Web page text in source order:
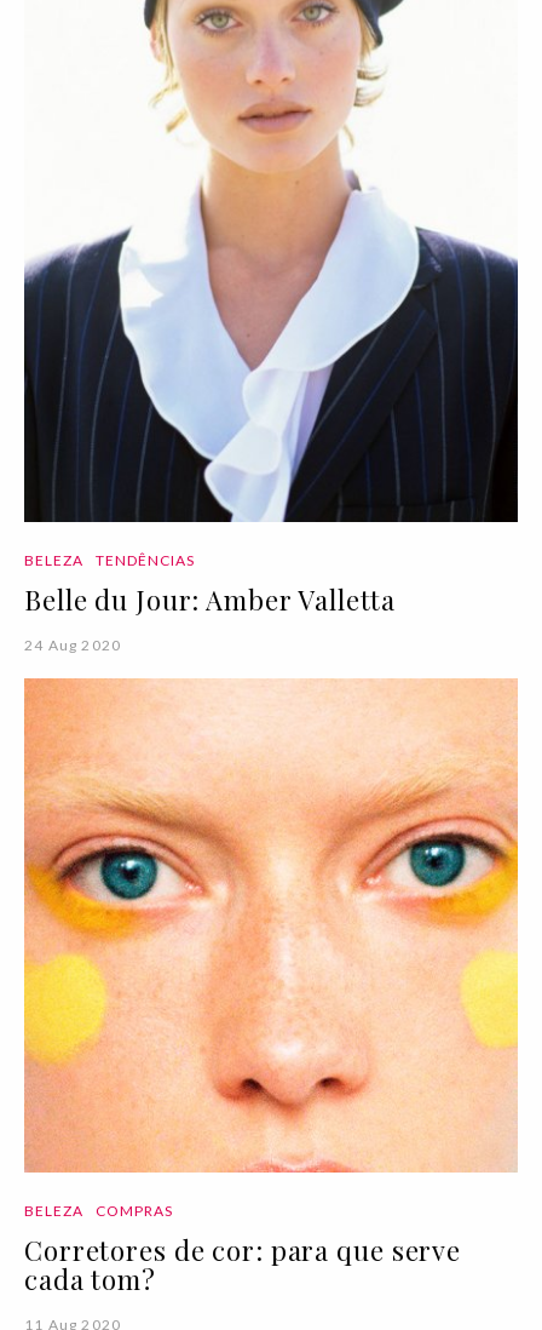
BELEZA TENDÊNCIAS
Belle du Jour: Amber Valletta
24 Aug 2020
BELEZA COMPRAS
Corretores de cor: para que serve
cada tom?
11 Aug 2020